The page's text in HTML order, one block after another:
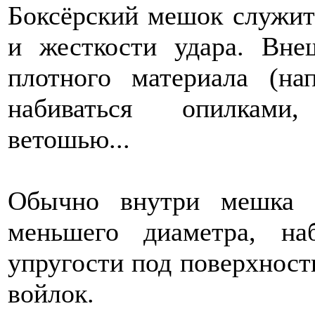
Боксёрский мешок
и жесткости удара.
плотного материала
набиваться
ветошью...
Обычно внутри мешка
меньшего диаметра,
упругости под
войлок.